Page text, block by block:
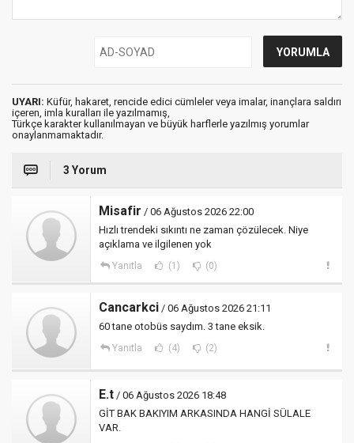
UYARI: Küfür, hakaret, rencide edici cümleler veya imalar, inançlara saldırı
içeren, imla kuralları ile yazılmamış,
Türkçe karakter kullanılmayan ve büyük harflerle yazılmış yorumlar
onaylanmamaktadır.
3 Yorum
Misafir / 06 Ağustos 2026 22:00
Hızlı trendeki sıkıntı ne zaman çözülecek. Niye
açıklama ve ilgilenen yok
Yanıtla (1) (0)
Cancarkci / 06 Ağustos 2026 21:11
60 tane otobüs saydım. 3 tane eksik.
Yanıtla (4) (2)
E.t / 06 Ağustos 2026 18:48
GİT BAK BAKIYIM ARKASINDA HANGİ SÜLALE
VAR.